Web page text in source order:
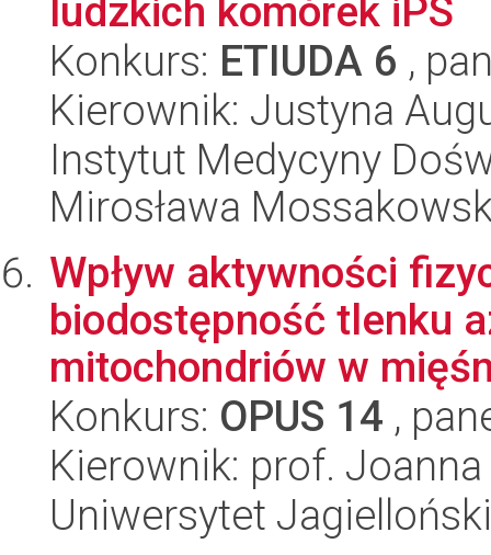
ludzkich komórek iPS
Konkurs: ETIUDA 6 ,
Kierownik: Justyna
Instytut Medycyny
Mirosława
Wpływ aktywności
biodostępność tlenku
mitochondriów w
Konkurs: OPUS 14 ,
Kierownik: prof.
Uniwersytet